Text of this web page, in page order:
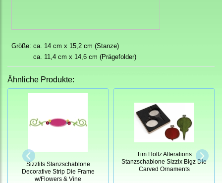
Größe: ca. 14 cm x 15,2 cm (Stanze)
ca. 11,4 cm x 14,6 cm (Prägefolder)
Ähnliche Produkte:
Sizzlits Stanzschablone
Decorative Strip Die Frame
w/Flowers & Vine
Tim Holtz Alterations
Stanzschablone Sizzix Bigz Die
Carved Ornaments